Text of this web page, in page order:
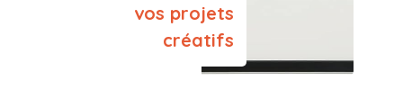
vos projets
créatifs